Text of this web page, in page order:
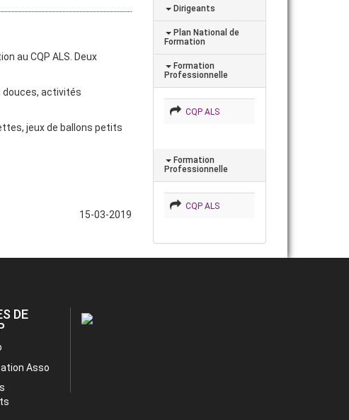
au CQP ALS. Deux
douces, activités
jeux de ballons petits
15-03-2019
Dirigeants
Plan National de
Formation
Formation
Professionnelle
CQP ALS
Formation
Professionnelle
CQP ALS
DE
Asso